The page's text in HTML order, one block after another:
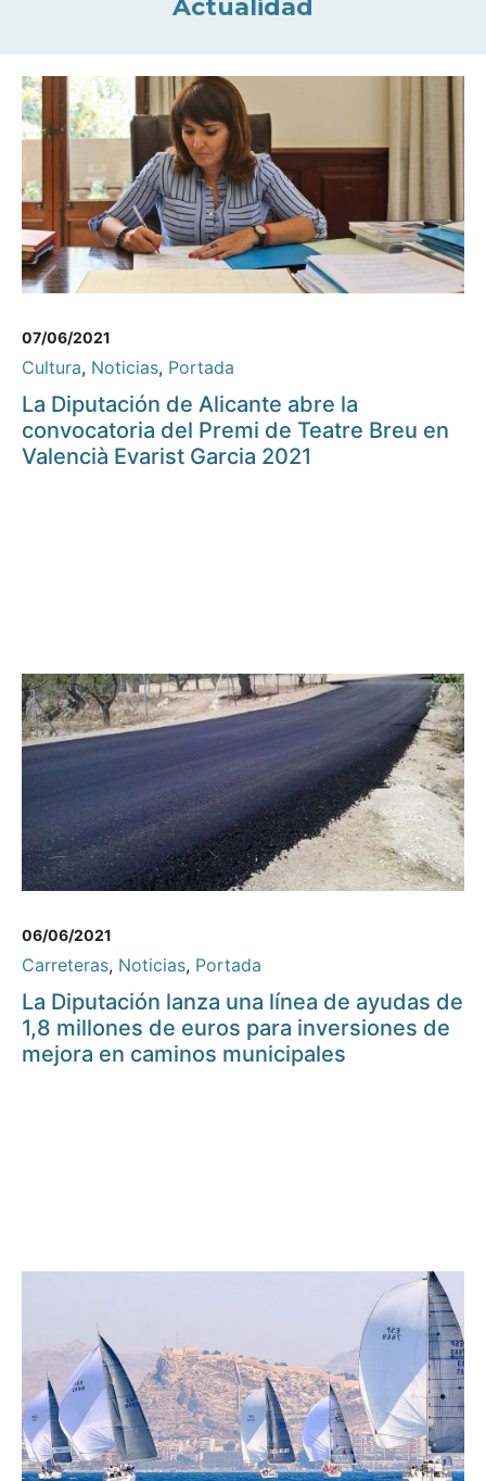
Actualidad
07/06/2021
Cultura, Noticias, Portada
La Diputación de Alicante abre la
convocatoria del Premi de Teatre Breu en
Valencià Evarist Garcia 2021
06/06/2021
Carreteras, Noticias, Portada
La Diputación lanza una línea de ayudas de
1,8 millones de euros para inversiones de
mejora en caminos municipales